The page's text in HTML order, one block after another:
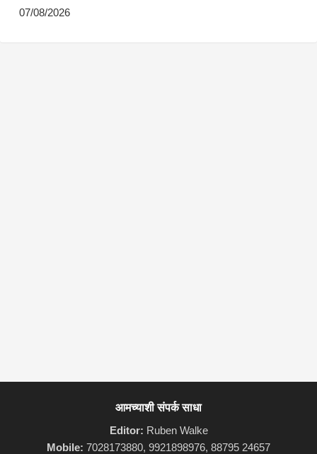
07/08/2026
आमच्याशी संपर्क साधा
Editor: Ruben Walke
Mobile: 7028173880, 9921898976, 88795 24657